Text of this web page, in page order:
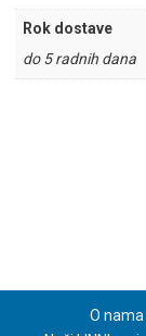
Rok dostave
do 5 radnih dana
O nama